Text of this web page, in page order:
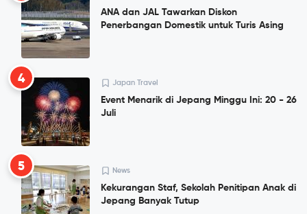
ANA dan JAL Tawarkan Diskon
Penerbangan Domestik untuk Turis Asing
4 Japan Travel
Event Menarik di Jepang Minggu Ini: 20 - 26
Juli
5 News
Kekurangan Staf, Sekolah Penitipan Anak di
Jepang Banyak Tutup